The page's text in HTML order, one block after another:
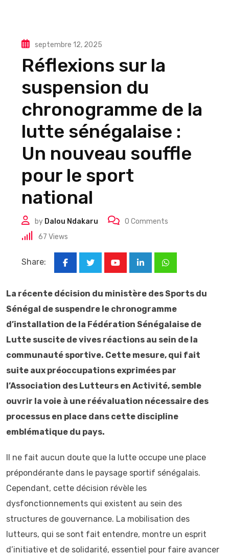
septembre 12, 2025
Réflexions sur la
suspension du
chronogramme de la
lutte sénégalaise :
Un nouveau souffle
pour le sport
national
by Dalou Ndakaru 0 Comments
67 Views
Share:
LinkedInWhatsapp
La récente décision du ministère des Sports du
Sénégal de suspendre le chronogramme
d’installation de la Fédération Sénégalaise de
Lutte suscite de vives réactions au sein de la
communauté sportive. Cette mesure, qui fait
suite aux préoccupations exprimées par
l’Association des Lutteurs en Activité, semble
ouvrir la voie à une réévaluation nécessaire des
processus en place dans cette discipline
emblématique du pays.
Il ne fait aucun doute que la lutte occupe une place
prépondérante dans le paysage sportif sénégalais.
Cependant, cette décision révèle les
dysfonctionnements qui existent au sein des
structures de gouvernance. La mobilisation des
lutteurs, qui se sont fait entendre, montre un esprit
d’initiative et de solidarité, essentiel pour faire avancer